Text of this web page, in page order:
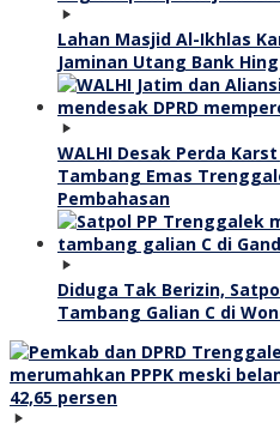
Lahan Masjid Al-Ikhlas
Jaminan Utang Bank
WALHI Desak Perda
Tambang Emas
Pembahasan
Diduga Tak Berizin,
Tambang Galian C di